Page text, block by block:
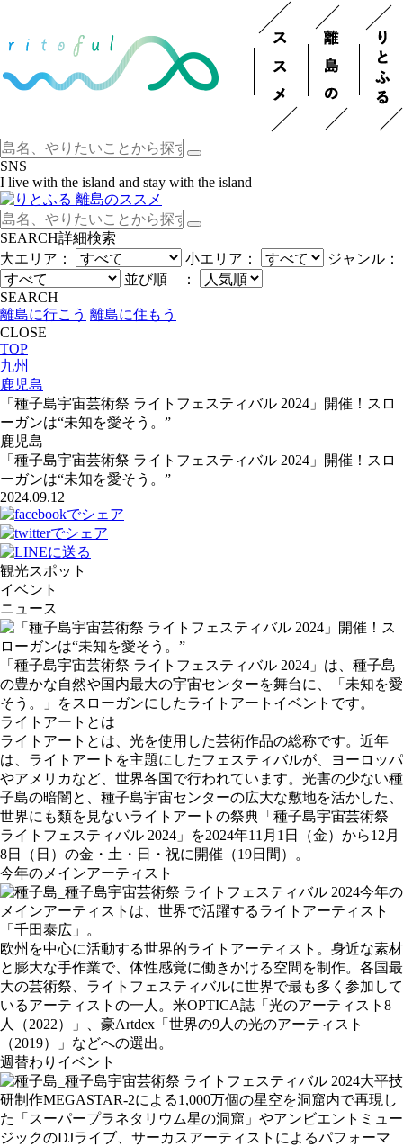
SNS
I live with the island and stay with the island
SEARCH詳細検索
大エリア：
小エリア：
ジャンル：
並び順 ：
SEARCH
離島に行こう 離島に住もう
CLOSE
TOP
九州
鹿児島
「種子島宇宙芸術祭 ライトフェスティバル 2024」開催！スロ
ーガンは“未知を愛そう。”
鹿児島
「種子島宇宙芸術祭 ライトフェスティバル 2024」開催！スロ
ーガンは“未知を愛そう。”
2024.09.12
観光スポット
イベント
ニュース
「種子島宇宙芸術祭 ライトフェスティバル 2024」は、種子島
の豊かな自然や国内最大の宇宙センターを舞台に、「未知を愛
そう。」をスローガンにしたライトアートイベントです。
ライトアートとは
ライトアートとは、光を使用した芸術作品の総称です。近年
は、ライトアートを主題にしたフェスティバルが、ヨーロッパ
やアメリカなど、世界各国で行われています。光害の少ない種
子島の暗闇と、種子島宇宙センターの広大な敷地を活かした、
世界にも類を見ないライトアートの祭典「種子島宇宙芸術祭
ライトフェスティバル 2024」を2024年11月1日（金）から12月
8日（日）の金・土・日・祝に開催（19日間）。
今年のメインアーティスト
今年の
メインアーティストは、世界で活躍するライトアーティスト
「千田泰広」。
欧州を中心に活動する世界的ライトアーティスト。身近な素材
と膨大な手作業で、体性感覚に働きかける空間を制作。各国最
大の芸術祭、ライトフェスティバルに世界で最も多く参加して
いるアーティストの一人。米OPTICA誌「光のアーティスト8
人（2022）」、豪Artdex「世界の9人の光のアーティスト
（2019）」などへの選出。
週替わりイベント
大平技
研制作MEGASTAR-2による1,000万個の星空を洞窟内で再現し
た「スーパープラネタリウム星の洞窟」やアンビエントミュー
ジックのDJライブ、サーカスアーティストによるパフォーマ